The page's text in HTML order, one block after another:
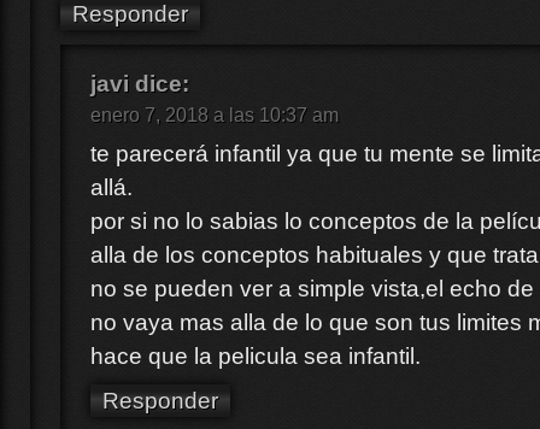
Responder
javi dice:
enero 7, 2018 a las 10:37 am
te parecerá infantil ya que tu mente se
allá.
por si no lo sabias lo conceptos de la
alla de los conceptos habituales y que
no se pueden ver a simple vista,el echo
no vaya mas alla de lo que son tus limites
hace que la pelicula sea infantil.
Responder